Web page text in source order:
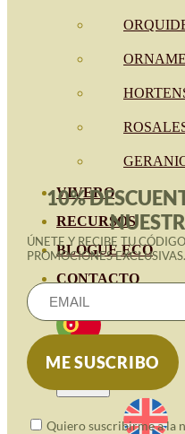
VIVERO
RECURSOS
BLOGUE ECO
CONTACTO
10%
ÚNETE Y RECIBE TU
PROMOCIONES
Quiero suscribirme a la